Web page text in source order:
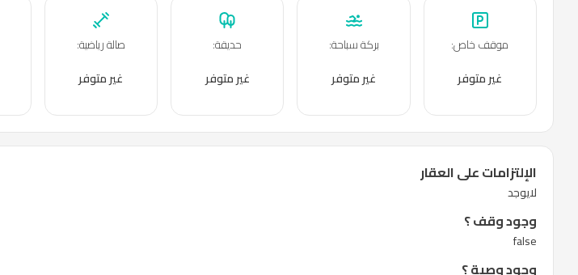
موقف خاص:
غير متوفر
بركة سباحة:
غير متوفر
حديقة:
غير متوفر
صالة رياضية:
غير متوفر
الإلتزامات على العقار
لايوجد
وجود وقف ؟
false
وجود وصية ؟